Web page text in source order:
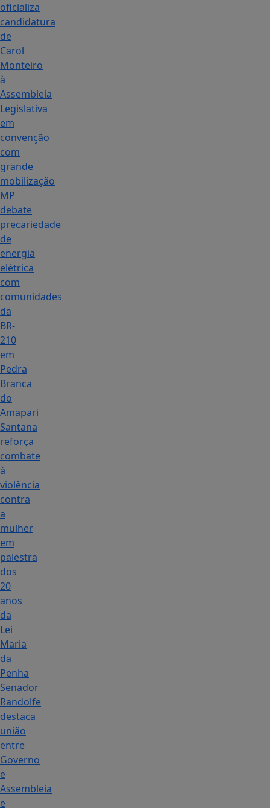
oficializa
candidatura
de
Carol
Monteiro
à
Assembleia
Legislativa
em
convenção
com
grande
mobilização
MP
debate
precariedade
de
energia
elétrica
com
comunidades
da
BR-
210
em
Pedra
Branca
do
Amapari
Santana
reforça
combate
à
violência
contra
a
mulher
em
palestra
dos
20
anos
da
Lei
Maria
da
Penha
Senador
Randolfe
destaca
união
entre
Governo
e
Assembleia
e